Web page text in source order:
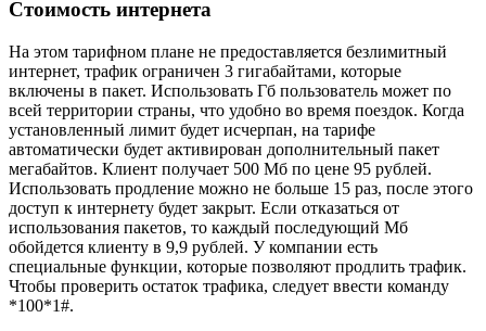
Стоимость интернета
На этом тарифном плане не предоставляется безлимитный
интернет, трафик ограничен 3 гигабайтами, которые
включены в пакет. Использовать Гб пользователь может по
всей территории страны, что удобно во время поездок. Когда
установленный лимит будет исчерпан, на тарифе
автоматически будет активирован дополнительный пакет
мегабайтов. Клиент получает 500 Мб по цене 95 рублей.
Использовать продление можно не больше 15 раз, после этого
доступ к интернету будет закрыт. Если отказаться от
использования пакетов, то каждый последующий Мб
обойдется клиенту в 9,9 рублей. У компании есть
специальные функции, которые позволяют продлить трафик.
Чтобы проверить остаток трафика, следует ввести команду
*100*1#.